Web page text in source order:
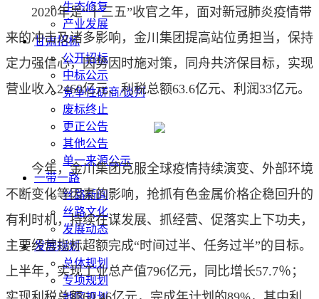
生态修复
产业发展
甘肃招标
公开招标
中标公示
竞争性磋商/谈判
废标终止
更正公告
其他公告
单一来源公示
一带一路
丝路新闻
丝路文化
发展动态
发展规划
总体规划
专项规划
2020年是“十三五”收官之年，面对新冠肺炎疫情带
来的冲击及诸多影响，金川集团提高站位勇担当，保持
定力强信心，因势因时施对策，同舟共济保目标，实现
营业收入2460亿元、利税总额63.6亿元、利润33亿元。
今年，金川集团克服全球疫情持续演变、外部环境
不断变化等因素的影响，抢抓有色金属价格企稳回升的
有利时机，持续在谋发展、抓经营、促落实上下功夫，
主要经营指标超额完成“时间过半、任务过半”的目标。
上半年，实现工业总产值796亿元，同比增长57.7％；